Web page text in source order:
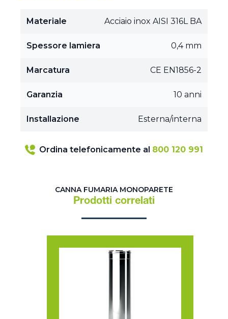
Materiale Acciaio inox AISI 316L BA
Spessore lamiera 0,4 mm
Marcatura CE EN1856-2
Garanzia 10 anni
Installazione Esterna/interna
Ordina telefonicamente al 800 120 991
CANNA FUMARIA MONOPARETE
Prodotti correlati